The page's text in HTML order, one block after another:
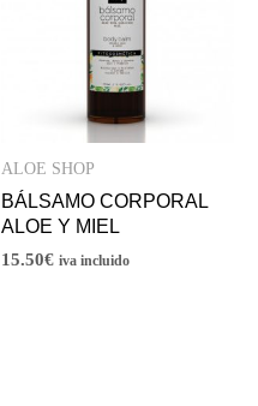
ALOE SHOP
BÁLSAMO CORPORAL
ALOE Y MIEL
15.50€ iva incluido